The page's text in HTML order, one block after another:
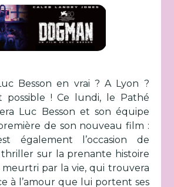
Besson en vrai ? A Lyon ?
possible ! Ce lundi, le Pathé
Luc Besson et son équipe
de son nouveau film :
également l’occasion de
sur la prenante histoire
meurtri par la vie, qui trouvera
à l’amour que lui portent ses